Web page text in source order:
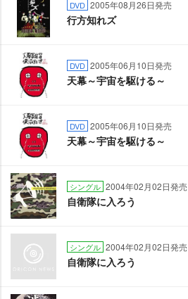
DVD 2005年08月26日発売
行方知れズ
DVD 2005年06月10日発売
天幕～宇宙を駆ける～
DVD 2005年06月10日発売
天幕～宇宙を駆ける～
シングル 2004年02月02日発売
自衛隊に入ろう
シングル 2004年02月02日発売
自衛隊に入ろう